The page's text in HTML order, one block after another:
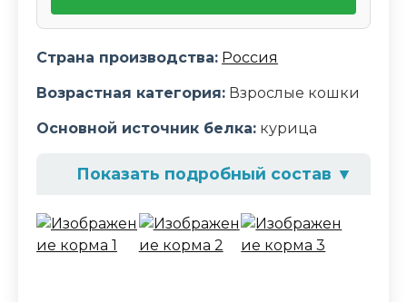
Страна производства: Россия
Возрастная категория: Взрослые кошки
Основной источник белка: курица
Показать подробный состав ▼
Состав корма
Мясо и его производные 45% (в т.ч.